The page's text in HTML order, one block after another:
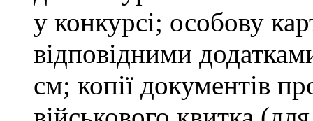
у конкурсі; особову
відповідними
см; копії документів